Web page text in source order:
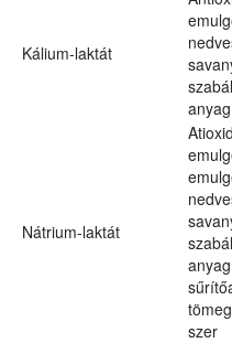
Kálium-laktát
anyag
Nátrium-laktát
szer